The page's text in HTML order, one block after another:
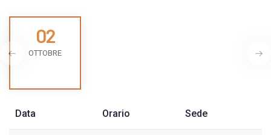
02
OTTOBRE
Data Orario Sede